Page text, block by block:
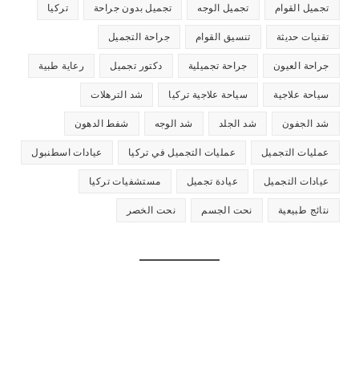
تجميل القوام تجميل الوجه تجميل بدون جراحة تركيا
تقنيات حديثة تنسيق القوام جراحة التجميل
جراحة العيون جراحة تجميلية دكتور تجميل رعاية طبية
سياحة علاجية سياحة علاجية تركيا شد الترهلات
شد الجفون شد الجلد شد الوجه شفط الدهون
عمليات التجميل عمليات التجميل في تركيا عيادات اسطنبول
عيادات التجميل عيادة تجميل مستشفيات تركيا
نتائج طبيعية نحت الجسم نحت الخصر